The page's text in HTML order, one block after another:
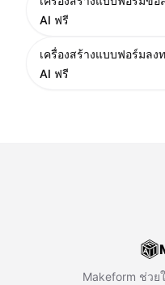
AI ฟรี
เครื่องสร้างแบบฟอร์มลง
AI ฟรี
Makeform ช่ว